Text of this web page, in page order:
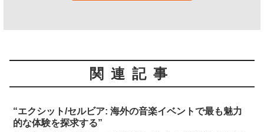
関連記事
“エクシット/セルビア: 海外の音楽イベントで最も魅力
的な体験を探求する”